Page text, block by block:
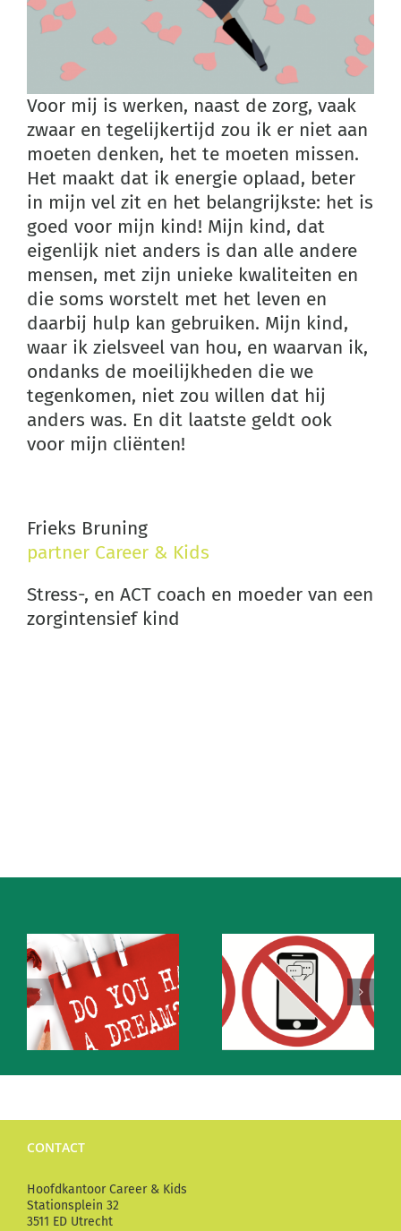
Voor mij is werken, naast de zorg, vaak
zwaar en tegelijkertijd zou ik er niet aan
moeten denken, het te moeten missen.
Het maakt dat ik energie oplaad, beter
in mijn vel zit en het belangrijkste: het is
goed voor mijn kind! Mijn kind, dat
eigenlijk niet anders is dan alle andere
mensen, met zijn unieke kwaliteiten en
die soms worstelt met het leven en
daarbij hulp kan gebruiken. Mijn kind,
waar ik zielsveel van hou, en waarvan ik,
ondanks de moeilijkheden die we
tegenkomen, niet zou willen dat hij
anders was. En dit laatste geldt ook
voor mijn cliënten!
Frieks Bruning
partner Career & Kids
Stress-, en ACT coach en moeder van een
zorgintensief kind
Een digi-loze
zomervakantie.
Zet je “uit-
knop”van je
smartphone
aan!
skydiven
CONTACT
Hoofdkantoor Career & Kids
Stationsplein 32
3511 ED Utrecht